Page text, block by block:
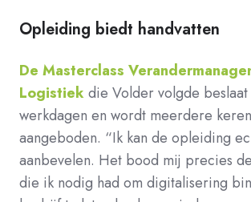
Opleiding biedt handvatten
De Masterclass
Logistiek die Volder volgde
werkdagen en wordt meerdere
aangeboden. “Ik kan de opleiding
aanbevelen. Het bood mij precies
die ik nodig had om digitalisering